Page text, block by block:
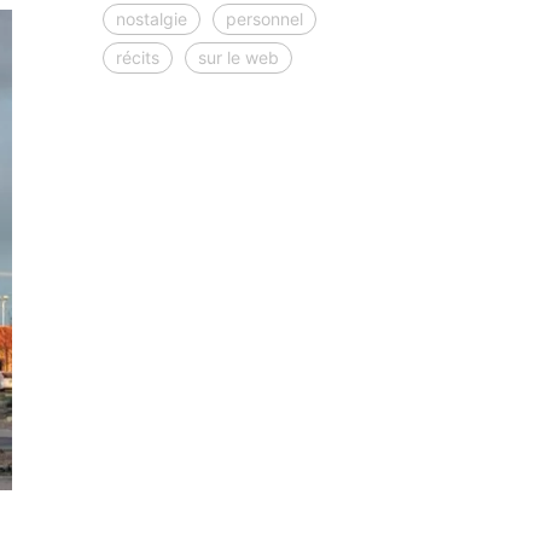
nostalgie
personnel
récits
sur le web